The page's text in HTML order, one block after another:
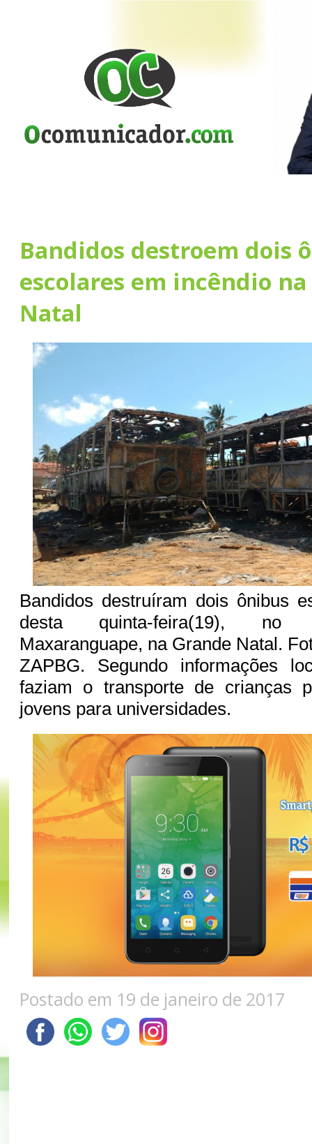
Bandidos destroem dois
escolares em incêndio
Natal
Bandidos destruíram dois ônibus
desta quinta-feira(19), no
Maxaranguape, na Grande Natal.
ZAPBG. Segundo informações
faziam o transporte de crianças
jovens para universidades.
Postado em 19 de janeiro de 2017